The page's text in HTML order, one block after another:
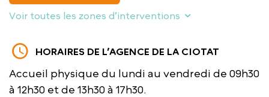
Voir toutes les zones d’interventions
HORAIRES DE L’AGENCE DE LA CIOTAT
Accueil physique du lundi au vendredi de 09h30
à 12h30 et de 13h30 à 17h30.